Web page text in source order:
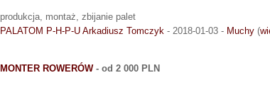
produkcja, montaż, zbijanie palet
PALATOM P-H-P-U Arkadiusz Tomczyk - 2018-01-03 - Muchy (
MONTER ROWERÓW- od 2 000 PLN